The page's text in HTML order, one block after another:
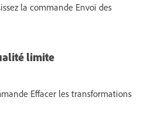
la commande Envoi des
limite
Effacer les transformations